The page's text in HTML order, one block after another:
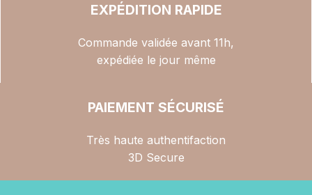
EXPÉDITION RAPIDE
Commande validée avant 11h,
expédiée le jour même
PAIEMENT SÉCURISÉ
Très haute authentifaction
3D Secure